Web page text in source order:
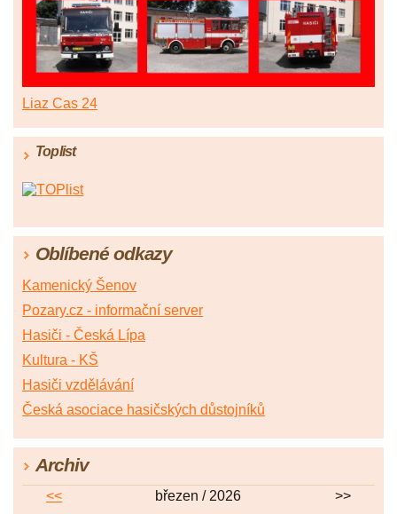
Liaz Cas 24
Toplist
Oblíbené odkazy
Kamenický Šenov
Pozary.cz - informační server
Hasiči - Česká Lípa
Kultura - KŠ
Hasiči vzdělávání
Česká asociace hasičských důstojníků
Archiv
<< březen / 2026 >>